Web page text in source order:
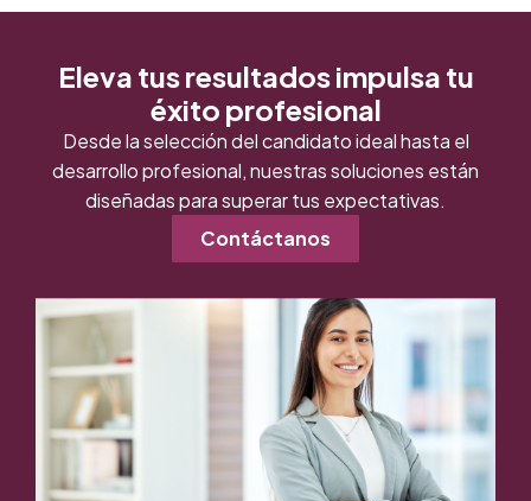
Eleva tus resultados impulsa tu
éxito profesional
Desde la selección del candidato ideal hasta el
desarrollo profesional, nuestras soluciones están
diseñadas para superar tus expectativas.
Contáctanos